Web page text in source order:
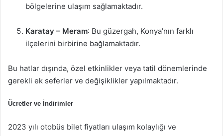
bölgelerine ulaşım sağlamaktadır.
Karatay – Meram: Bu güzergah, Konya’nın farklı
ilçelerini birbirine bağlamaktadır.
Bu hatlar dışında, özel etkinlikler veya tatil dönemlerinde
gerekli ek seferler ve değişiklikler yapılmaktadır.
Ücretler ve İndirimler
2023 yılı otobüs bilet fiyatları ulaşım kolaylığı ve